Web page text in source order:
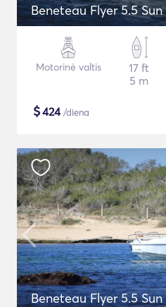
Beneteau Flyer 5.5
Motorinė valtis
17 ft
5 m
$424/diena
Beneteau Flyer 5.5